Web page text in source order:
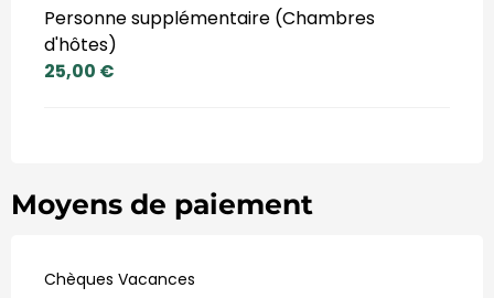
Personne supplémentaire (Chambres
d'hôtes)
25,00 €
Moyens de paiement
Chèques Vacances